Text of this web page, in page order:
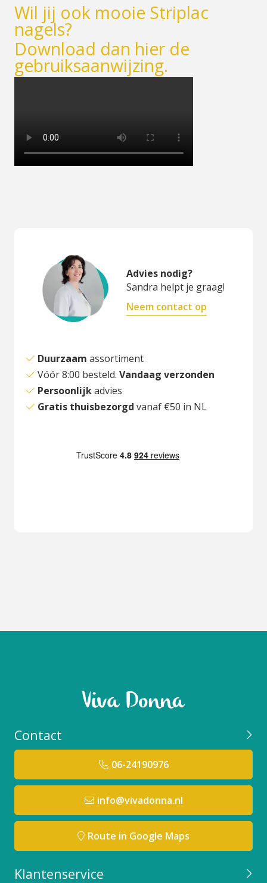
Wil jij ook mooie Striplac
nagels?
Download dan hier de
gebruiksaanwijzing.
Advies nodig?
Sandra helpt je graag!
Neem contact op
Duurzaam assortiment
Vóór 8:00 besteld. Vandaag verzonden
Persoonlijkadvies
Gratis thuisbezorgd vanaf €50 in NL
Contact
06-24190976
info@vivadonna.nl
Route in Google Maps
Klantenservice